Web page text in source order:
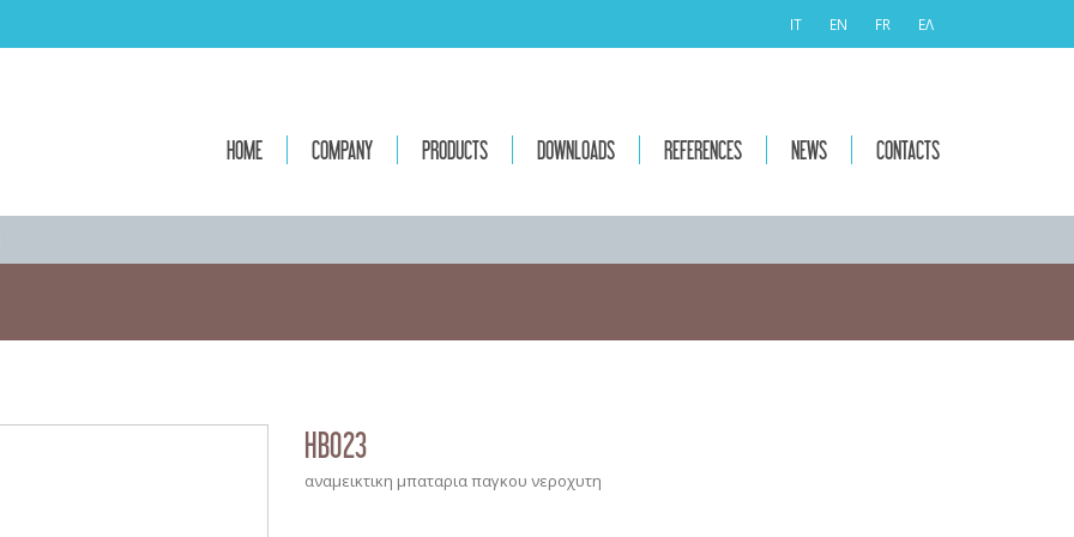
IT EN FR ΕΛ
HOME COMPANY PRODUCTS DOWNLOADS REFERENCES NEWS CONTACTS
HB023
αναμεικτικη μπαταρια παγκου νεροχυτη